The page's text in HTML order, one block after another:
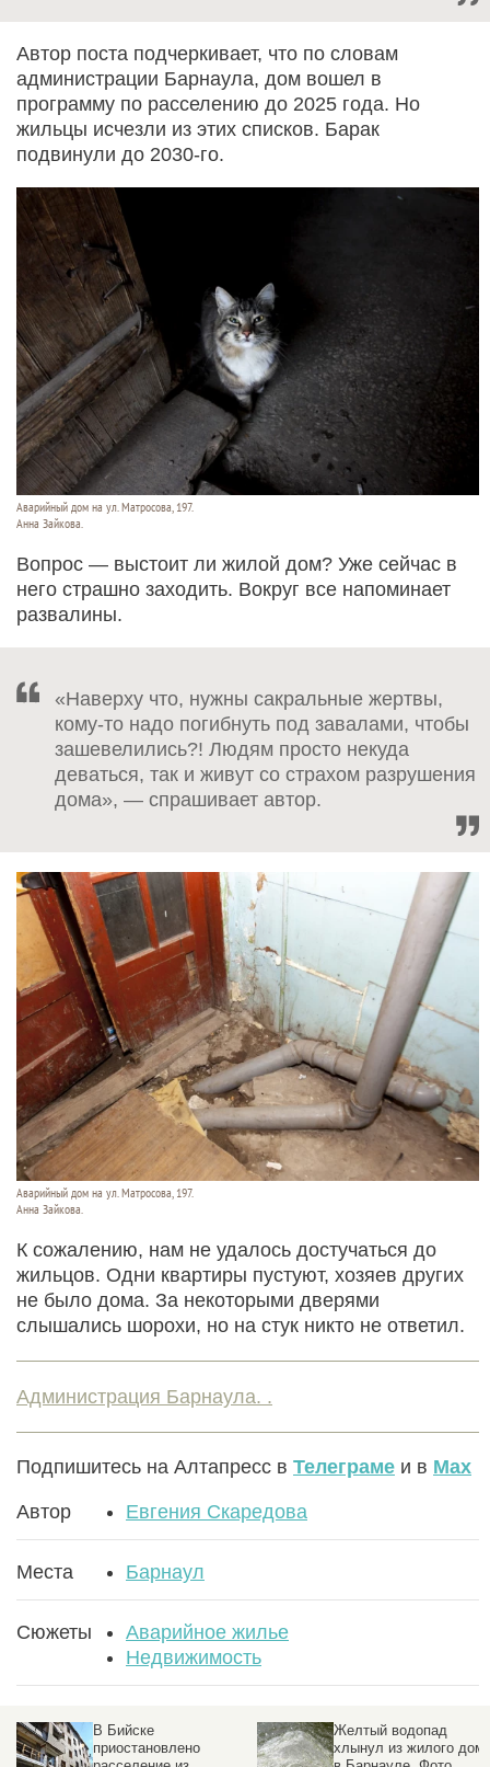
Автор поста подчеркивает, что по словам
администрации Барнаула, дом вошел в
программу по расселению до 2025 года. Но
жильцы исчезли из этих списков. Барак
подвинули до 2030-го.
Аварийный дом на ул. Матросова, 197.
Анна Зайкова.
Вопрос — выстоит ли жилой дом? Уже сейчас в
него страшно заходить. Вокруг все напоминает
развалины.
«Наверху что, нужны сакральные жертвы,
кому-то надо погибнуть под завалами, чтобы
зашевелились?! Людям просто некуда
деваться, так и живут со страхом разрушения
дома», — спрашивает автор.
Аварийный дом на ул. Матросова, 197.
Анна Зайкова.
К сожалению, нам не удалось достучаться до
жильцов. Одни квартиры пустуют, хозяев других
не было дома. За некоторыми дверями
слышались шорохи, но на стук никто не ответил.
Администрация Барнаула. .
Подпишитесь на Алтапресс в Телеграме и в Max
Автор Евгения Скаредова
Места Барнаул
Сюжеты
Аварийное жилье
Недвижимость
В Бийске
приостановлено
Желтый водопад
хлынул из жилого